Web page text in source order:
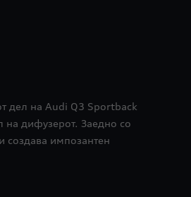
дел на Audi Q3 Sportback
на дифузерот. Заедно со
создава импозантен